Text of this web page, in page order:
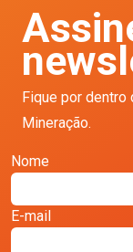
Fique por
Mineração.
Nome
E-mail